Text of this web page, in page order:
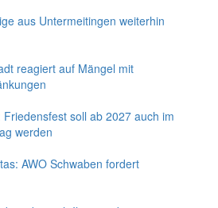
aus Untermeitingen weiterhin
reagiert auf Mängel mit
Friedens­fest soll ab 2027 auch im
werden
AWO Schwaben fordert